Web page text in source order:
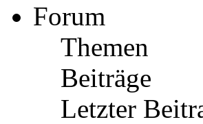
Forum
Themen
Beiträge
Letzter